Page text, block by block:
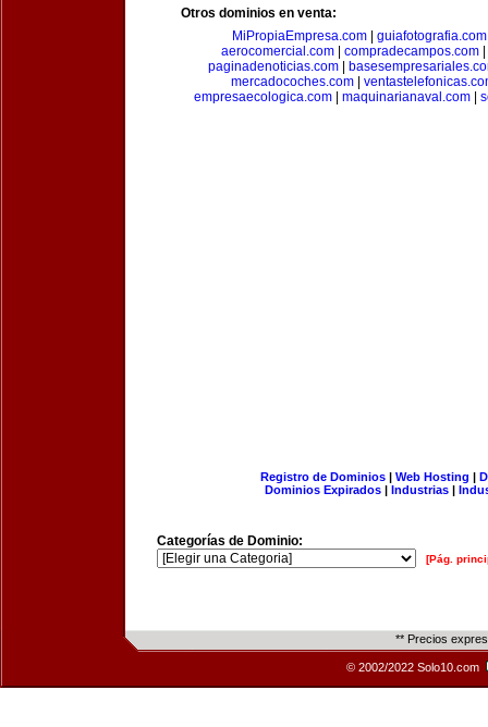
Otros dominios en venta:
MiPropiaEmpresa.com
guiafotografia.com
aerocomercial.com| compradecampos.com|
paginadenoticias.com|
mercadocoches.com|
empresaecologica.com| maquinarianaval.com|
Registro de Dominios| Web Hosting |
Dominios Expirados | Industrias |
Categorías de Dominio:
[Pág.
** Precios
© 2002/2022 Solo10.com